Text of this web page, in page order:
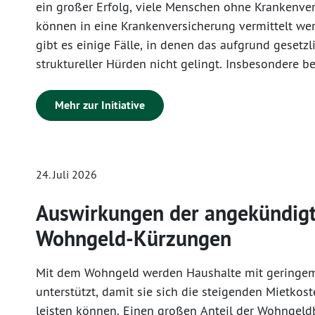
ein großer Erfolg, viele Menschen ohne
können in eine Krankenversicherung vermittelt
gibt es einige Fälle, in denen das aufgrund
struktureller Hürden nicht gelingt. Insbesondere
lebensbedrohenden Situationen führen, weil
und Nachsorgeuntersuchungen nicht
Privatrechnung von den Familien nicht gezahlt
kommen. Deshalb hat der Haushaltsgesetzgeber
Haushaltstitel 06 02 68453 „Zuschüsse zur
Armut und zugunsten von aufzuwertenden
Gemeinden, einschließlich Modellmaßnahmen“
„Clearingstelle Krankenversicherung“ für das
zusätzlich 20 000 Euro und für das Haushaltsjahr
Mehr zur Initiative
24. Juli 2026
Auswirkungen der
Wohngeld-Kürzungen
Mit dem Wohngeld werden Haushalte mit
unterstützt, damit sie sich die steigenden
leisten können. Einen großen Anteil der